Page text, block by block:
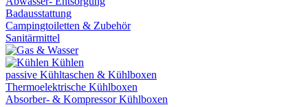
Badausstattung
Campingtoiletten & Zubehör
Sanitärmittel
Kühlen
passive Kühltaschen & Kühlboxen
Thermoelektrische Kühlboxen
Absorber- & Kompressor Kühlboxen